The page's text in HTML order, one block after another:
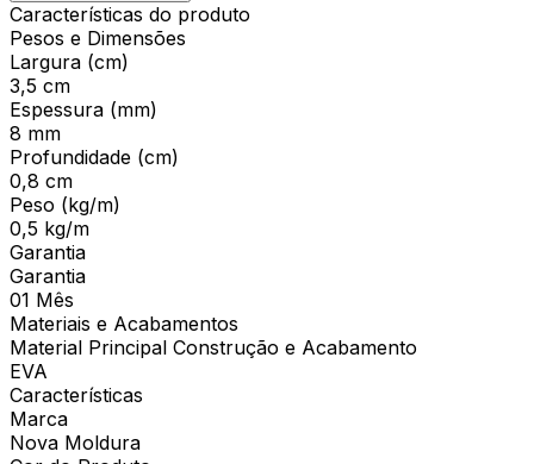
Características do produto
Pesos e Dimensões
Largura (cm)
3,5 cm
Espessura (mm)
8 mm
Profundidade (cm)
0,8 cm
Peso (kg/m)
0,5 kg/m
Garantia
Garantia
01 Mês
Materiais e Acabamentos
Material Principal Construção e Acabamento
EVA
Características
Marca
Nova Moldura